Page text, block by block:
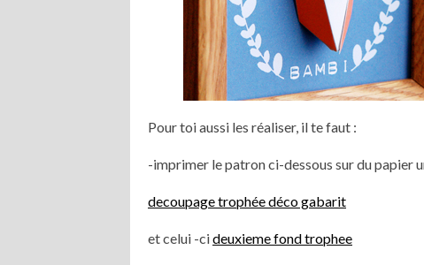
Pour toi aussi les réaliser, il te faut :
-imprimer le patron ci-dessous sur du papier
decoupage trophée déco gabarit
et celui -cideuxieme fond trophee